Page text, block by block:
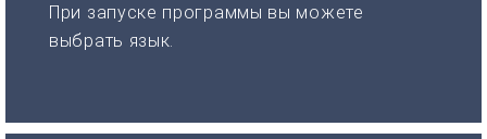
При запуске программы вы можете
выбрать язык.